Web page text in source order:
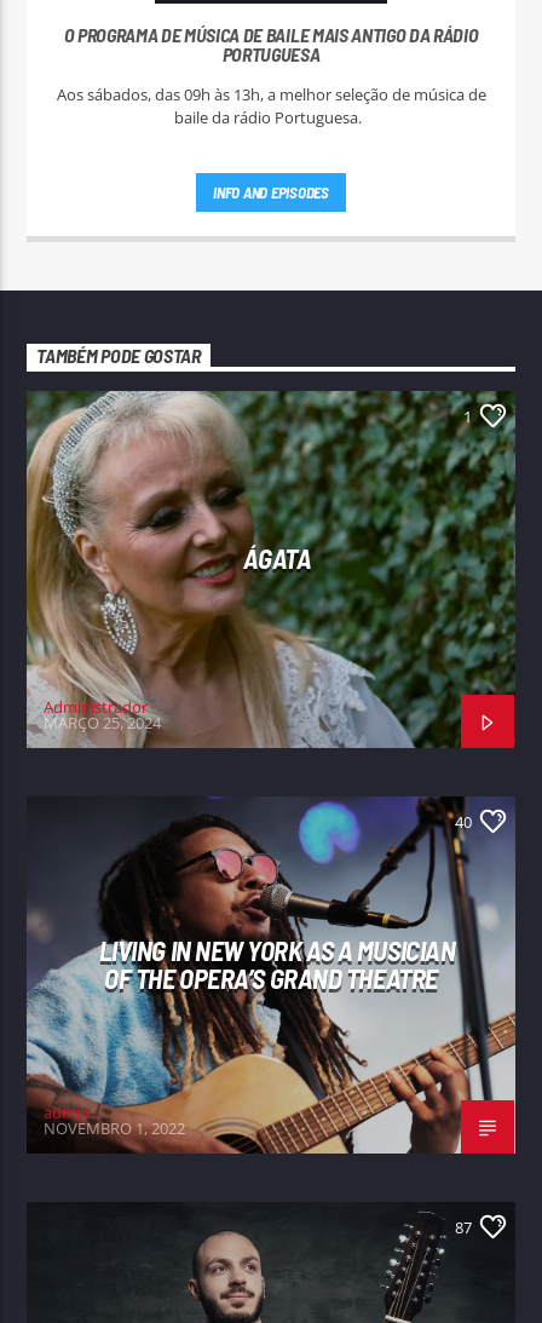
O PROGRAMA DE MÚSICA DE BAILE MAIS ANTIGO DA RÁDIO
PORTUGUESA
Aos sábados, das 09h às 13h, a melhor seleção de música de
INFO AND EPISODES
TAMBÉM PODE GOSTAR
1
ÁGATA
Administrador
MARÇO 25, 2024
40
LIVING IN NEW YORK AS A MUSICIAN
OF THE OPERA’S GRAND THEATRE
admin
NOVEMBRO 1, 2022
87